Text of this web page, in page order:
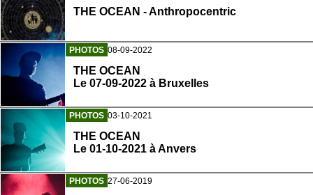
THE OCEAN - Anthropocentric
PHOTOS 08-09-2022
THE OCEAN
Le 07-09-2022 à Bruxelles
PHOTOS 03-10-2021
THE OCEAN
Le 01-10-2021 à Anvers
PHOTOS 27-06-2019